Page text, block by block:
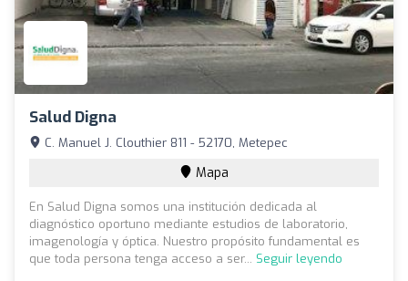
Salud Digna
C. Manuel J. Clouthier 811 - 52170, Metepec
Mapa
En Salud Digna somos una institución dedicada al
diagnóstico oportuno mediante estudios de laboratorio,
imagenología y óptica. Nuestro propósito fundamental es
que toda persona tenga acceso a ser... Seguir leyendo